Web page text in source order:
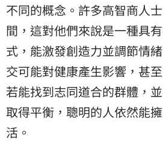
不同的概念。許多高智商人
間，這對他們來說是一種具
式，能激發創造力並調節情
交可能對健康產生影響，甚
若能找到志同道合的群體，
取得平衡，聰明的人依然能
活。